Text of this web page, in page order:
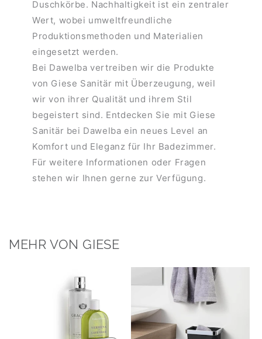
Duschkörbe. Nachhaltigkeit ist ein zentraler
Wert, wobei umweltfreundliche
Produktionsmethoden und Materialien
eingesetzt werden.
Bei Dawelba vertreiben wir die Produkte
von Giese Sanitär mit Überzeugung, weil
wir von ihrer Qualität und ihrem Stil
begeistert sind. Entdecken Sie mit Giese
Sanitär bei Dawelba ein neues Level an
Komfort und Eleganz für Ihr Badezimmer.
Für weitere Informationen oder Fragen
stehen wir Ihnen gerne zur Verfügung.
MEHR VON GIESE